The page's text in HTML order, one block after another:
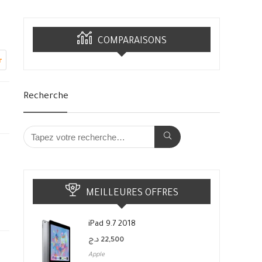
COMPARAISONS
Recherche
MEILLEURES OFFRES
iPad 9.7 2018
22,500 د.ج
Apple